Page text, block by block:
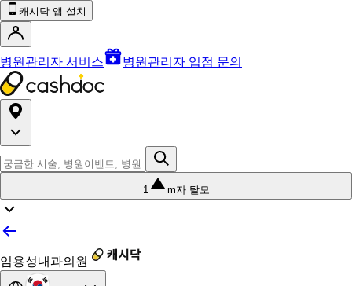
캐시닥 앱 설치
병원관리자 서비스 병원관리자 입점 문의
1 m자 탈모
임용성내과의원